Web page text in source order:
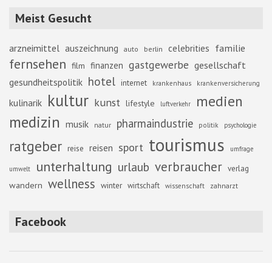
Meist Gesucht
arzneimittel auszeichnung auto berlin celebrities familie
fernsehen film finanzen gastgewerbe gesellschaft
gesundheitspolitik hotel internet krankenhaus krankenversicherung
kulinarik kultur kunst lifestyle luftverkehr medien
medizin musik natur pharmaindustrie politik psychologie
ratgeber reise reisen sport tourismus umfrage
umwelt unterhaltung urlaub verbraucher verlag
wandern wellness winter wirtschaft wissenschaft zahnarzt
Facebook